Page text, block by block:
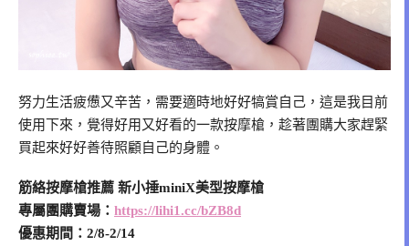
努力生活疲憊又辛苦，需要適時地好好犒賞自己，這是我目前
使用下來，覺得好用又好看的一款按摩槍，趁著團購大家趕緊
買起來好好善待照顧自己的身體。
筋絡按摩槍推薦 新小捶miniX美型按摩槍
專屬團購賣場： https://lihi1.cc/bZB8d
優惠期間：2/8-2/14